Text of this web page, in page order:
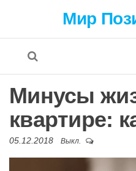
Мир
Минусы
квартире:
05.12.2018 Выкл.